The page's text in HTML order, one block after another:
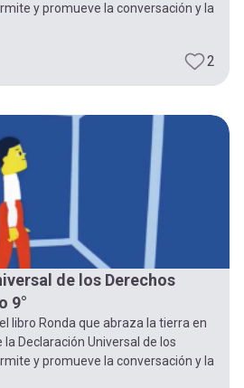
y promueve la conversación y la
2
de los Derechos
9°
libro Ronda que abraza la tierra en
la Declaración Universal de los
y promueve la conversación y la